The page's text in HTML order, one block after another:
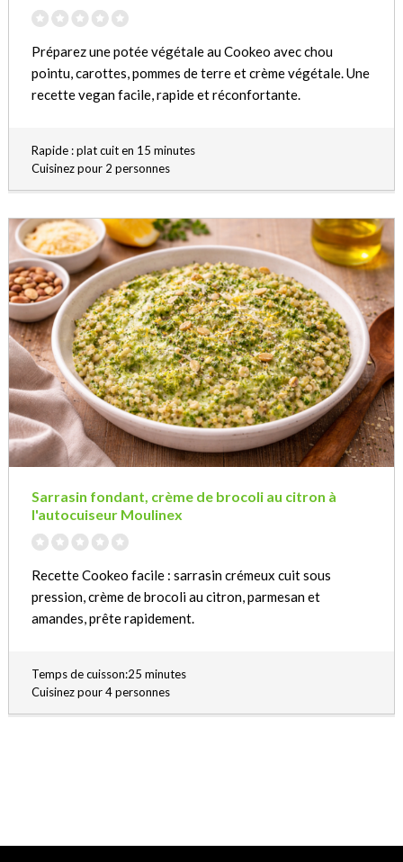
Préparez une potée végétale au Cookeo avec chou
pointu, carottes, pommes de terre et crème végétale. Une
recette vegan facile, rapide et réconfortante.
Rapide : plat cuit en 15 minutes
Cuisinez pour 2 personnes
Sarrasin fondant, crème de brocoli au citron à
l'autocuiseur Moulinex
Recette Cookeo facile : sarrasin crémeux cuit sous
pression, crème de brocoli au citron, parmesan et
amandes, prête rapidement.
Temps de cuisson:25 minutes
Cuisinez pour 4 personnes